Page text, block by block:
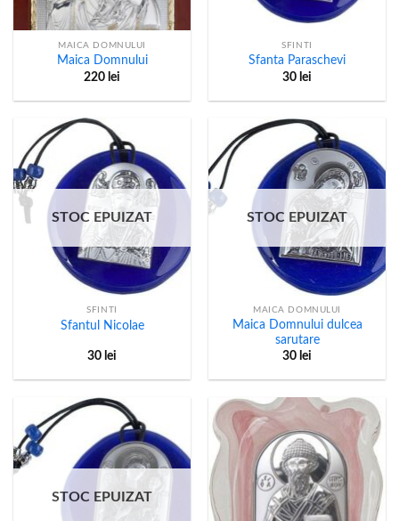
MAICA DOMNULUI
Maica Domnului
220 lei
SFINTI
Sfanta Paraschevi
30 lei
STOC EPUIZAT
SFINTI
Sfantul Nicolae
30 lei
STOC EPUIZAT
MAICA DOMNULUI
Maica Domnului dulcea
sarutare
30 lei
STOC EPUIZAT